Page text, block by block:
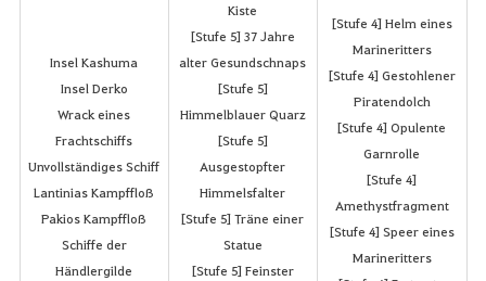
Insel Kashuma
Insel Derko
Wrack eines
Frachtschiffs
Unvollständiges Schiff
Lantinias Kampffloß
Pakios Kampffloß
Schiffe der
Händlergilde
Kiste
[Stufe 5] 37 Jahre
alter Gesundschnaps
[Stufe 5]
Himmelblauer Quarz
[Stufe 5]
Ausgestopfter
Himmelsfalter
[Stufe 5] Träne einer
Statue
[Stufe 5] Feinster
[Stufe 4] Helm eines
Marineritters
[Stufe 4] Gestohlener
Piratendolch
[Stufe 4] Opulente
Garnrolle
[Stufe 4]
Amethystfragment
[Stufe 4] Speer eines
Marineritters